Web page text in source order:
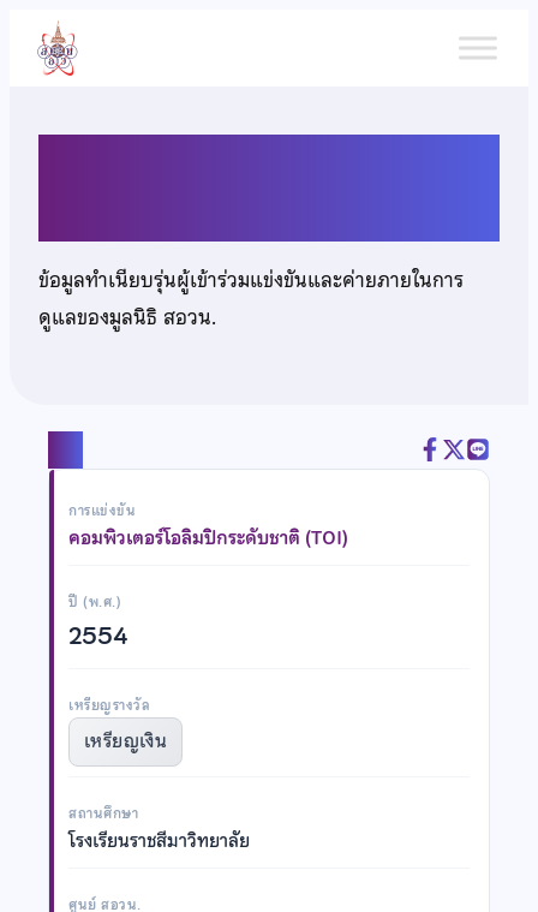
เนื้อหา
ข้อมูลทำเนียบรุ่นผู้เข้าร่วมแข่งขันและค่ายภายในการ
ดูแลของมูลนิธิ สอวน.
การแข่งขัน
คอมพิวเตอร์โอลิมปิกระดับชาติ (TOI)
ปี (พ.ศ.)
2554
เหรียญรางวัล
เหรียญเงิน
สถานศึกษา
โรงเรียนราชสีมาวิทยาลัย
ศูนย์ สอวน.